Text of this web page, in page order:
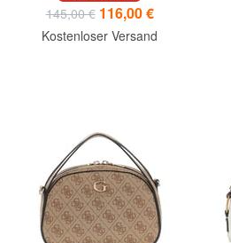
145,00 € 116,00 €
Kostenloser Versand